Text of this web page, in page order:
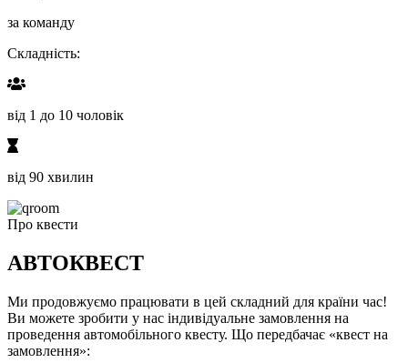
за команду
Складність:
від 1 до 10 чоловік
від 90 хвилин
Про квести
АВТОКВЕСТ
Ми продовжуємо працювати в цей складний для країни час!
Ви можете зробити у нас індивідуальне замовлення на
проведення автомобільного квесту. Що передбачає «квест на
замовлення»: